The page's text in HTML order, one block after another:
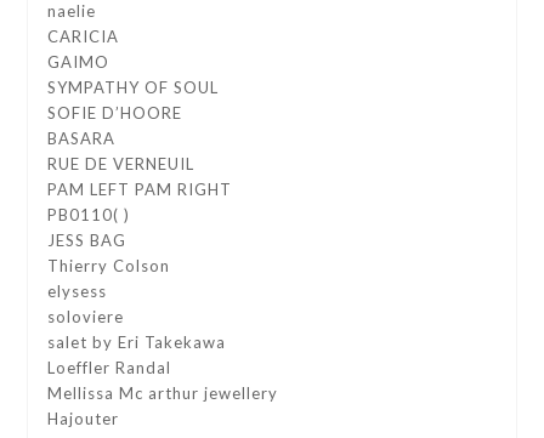
naelie
CARICIA
GAIMO
SYMPATHY OF SOUL
SOFIE D’HOORE
BASARA
RUE DE VERNEUIL
PAM LEFT PAM RIGHT
PB0110( )
JESS BAG
Thierry Colson
elysess
soloviere
salet by Eri Takekawa
Loeffler Randal
Mellissa Mc arthur jewellery
Hajouter